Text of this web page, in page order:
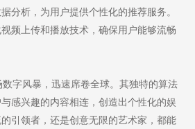
分析，为用户提供个性化的推荐服务。
频上传和播放技术，确保用户能够流畅
字风暴，迅速席卷全球。其独特的算法
感兴趣的内容相连，创造出个性化的娱
引领者，还是创意无限的艺术家，都能